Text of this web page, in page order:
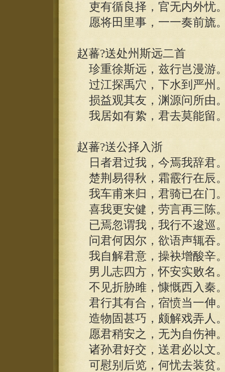
吏有循良择，官无内外忧
愿将田里事，一一奏前旒
赵蕃?送处州斯远二首
珍重徐斯远，兹行岂漫游
过江探禹穴，下水到严州
损益观其友，渊源问所由
我居如有絷，君去莫能留
赵蕃?送公择入浙
日者君过我，今焉我辞君
楚荆易得秋，霜霰行在辰
我车甫来归，君骑已在门
喜我更安健，劳言再三陈
已焉忽谓我，我行不逡巡
问君何因尔，欲语声辄吞
我自解君意，操袂增酸辛
男儿志四方，怀安实败名
不见折胁雎，慷慨西入秦
君行其有合，宿愤当一伸
造物固甚巧，颇解戏弄人
愿君稍安之，无为自伤神
诸孙君好交，送君必以文
可慰别后览，何忧去装贫